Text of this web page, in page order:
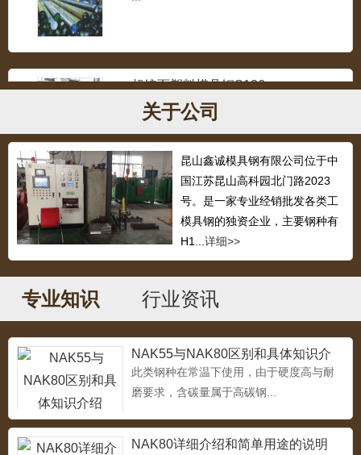
超镜面塑料模具钢S136
718H
...
1.2311塑胶模具钢
压铸模具钢3cr2w8v
...
关于公司
昆山鑫诚模具钢有限公司位于中
国江苏昆山高科园北门路2023
号。是一家专业经销批发各类工
模具钢的独资企业，主要钢种有
H1...详细>>
专业知识 行业资讯
NAK55与NAK80区别和具体知识介
绍
此类钢种在常温下使用，由于硬度高与耐
磨要求，含碳量属于高碳钢...
NAK80详细介绍和简单用途的说明